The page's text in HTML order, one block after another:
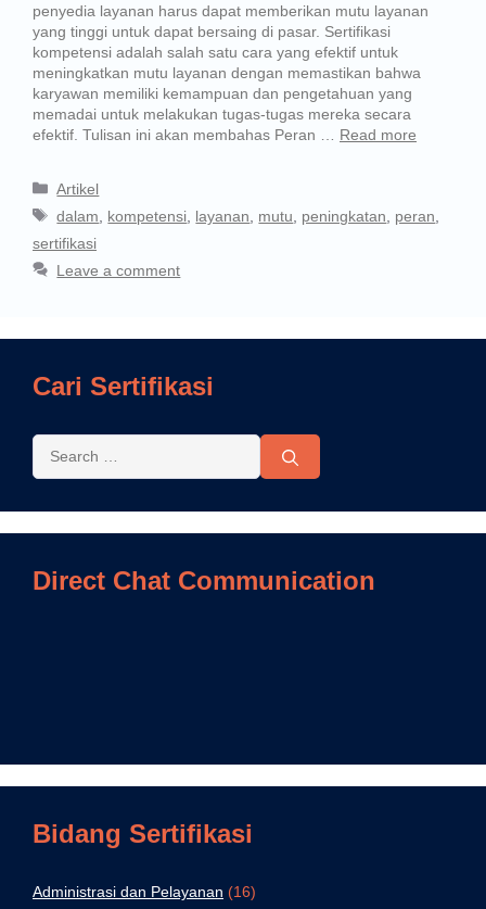
penyedia layanan harus dapat memberikan mutu layanan
yang tinggi untuk dapat bersaing di pasar. Sertifikasi
kompetensi adalah salah satu cara yang efektif untuk
meningkatkan mutu layanan dengan memastikan bahwa
karyawan memiliki kemampuan dan pengetahuan yang
memadai untuk melakukan tugas-tugas mereka secara
efektif. Tulisan ini akan membahas Peran … Read more
Artikel
dalam
kompetensi layanan mutu peningkatan peran
sertifikasi
Leave a comment
Cari Sertifikasi
Direct Chat Communication
Bidang Sertifikasi
Administrasi dan Pelayanan (16)